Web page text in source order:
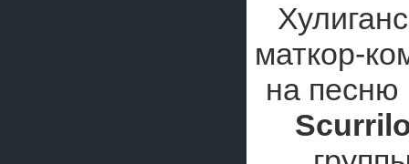
маткор-
на песню